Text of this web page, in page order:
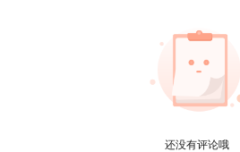
3、如何领取咨询工程师
答：合格通过审核的考生
还没有评论哦